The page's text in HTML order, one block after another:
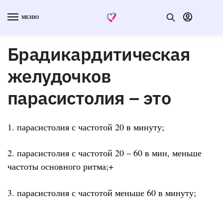
МЕНЮ
Брадикардитическая
желудочков
парасистолия – это
1. парасистолия с частотой 20 в минуту;
2. парасистолия с частотой 20 – 60 в мин, меньше
частоты основного ритма;+
3. парасистолия с частотой меньше 60 в минуту;